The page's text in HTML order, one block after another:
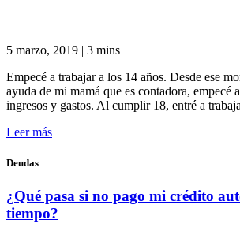
5 marzo, 2019 | 3 mins
Empecé a trabajar a los 14 años. Desde ese
ayuda de mi mamá que es contadora, empecé
ingresos y gastos. Al cumplir 18, entré a
Leer más
Deudas
¿Qué pasa si no pago mi crédito
tiempo?